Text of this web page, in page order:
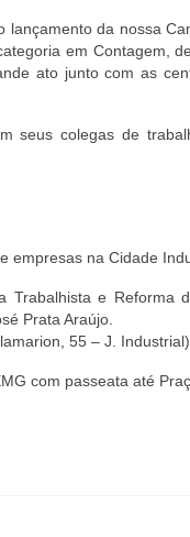
o lançamento da nossa
em Contagem,
ato junto com as
seus colegas de
empresas na Cidade
Trabalhista e Reforma
Prata Araújo.
55 – J. Industrial)
com passeata até